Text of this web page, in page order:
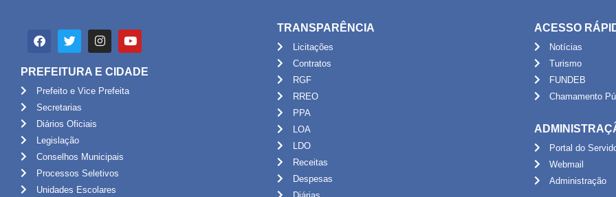
PREFEITURA E CIDADE
Prefeito e Vice Prefeita
Secretarias
Diários Oficiais
Legislação
Conselhos Municipais
Processos Seletivos
Unidades Escolares
TRANSPARÊNCIA
Licitações
Contratos
RGF
RREO
PPA
LOA
LDO
Receitas
Despesas
ACESSO
Notícias
Turismo
FUNDEB
Chamamento
Portal do
Webmail
Administração